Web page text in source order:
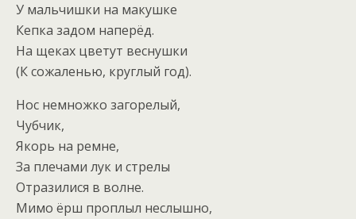
У мальчишки на макушке
Кепка задом наперёд.
На щеках цветут веснушки
(К сожаленью, круглый год).
Нос немножко загорелый,
Чубчик,
Якорь на ремне,
За плечами лук и стрелы
Отразилися в волне.
Мимо ёрш проплыл неслышно,